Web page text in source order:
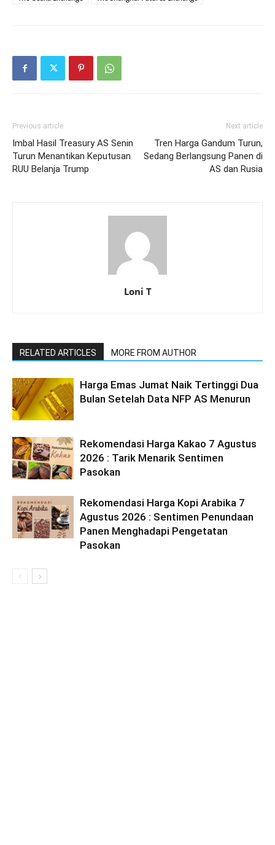
Previous article
Imbal Hasil Treasury AS Senin
Turun Menantikan Keputusan
RUU Belanja Trump
Next article
Tren Harga Gandum Turun,
Sedang Berlangsung Panen di
AS dan Rusia
Loni T
RELATED ARTICLES MORE FROM AUTHOR
Harga Emas Jumat Naik Tertinggi Dua
Bulan Setelah Data NFP AS Menurun
Rekomendasi Harga Kakao 7 Agustus
2026 : Tarik Menarik Sentimen
Pasokan
Rekomendasi Harga Kopi Arabika 7
Agustus 2026 : Sentimen Penundaan
Panen Menghadapi Pengetatan
Pasokan